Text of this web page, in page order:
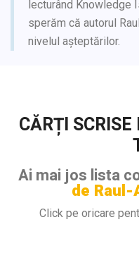
lecturând Knowledge
sperăm că autorul
nivelul așteptărilor.
CĂRȚI
Ai mai jos lista
de Raul-
Click pe oricare